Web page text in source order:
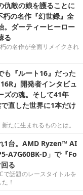
仇敵の娘を護ることに
の名作『幻世録』全
。ダーティーヒーロー
る
の名作が全面リメイクされ
も『ルート16』だった
』開発者インタビュ
ズの魂。そして41年
直した世界に1本だけ
たに生まれるものとは。
1台。AMD Ryzen™ AI
A7G60BK-D」で『Fo
る
で話題のレースタイトルを
！